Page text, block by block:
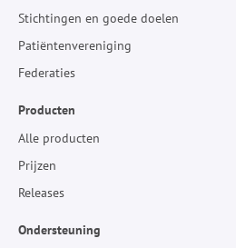
Stichtingen en goede doelen
Patiëntenvereniging
Federaties
Producten
Alle producten
Prijzen
Releases
Ondersteuning